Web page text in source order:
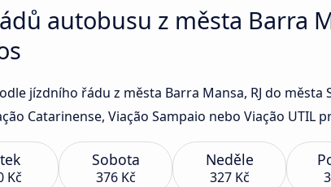
autobusu z města Barra
jízdního řádu z města Barra Mansa, RJ do města
Catarinense, Viação Sampaio nebo Viação UTIL
Kč
Sobota
376 Kč
Neděle
327 Kč